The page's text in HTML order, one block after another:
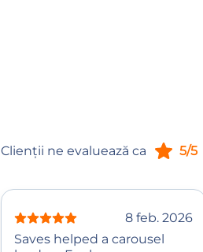
Clienții ne evaluează ca 5/5
8 feb. 2026
Saves helped a carousel